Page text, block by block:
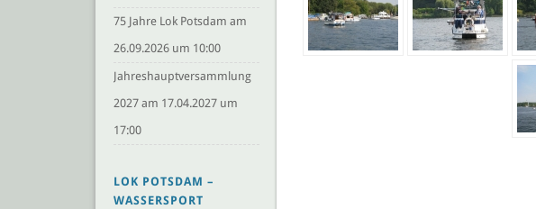
75 Jahre Lok Potsdam am
26.09.2026 um 10:00
Jahreshauptversammlung
2027 am 17.04.2027 um
17:00
LOK POTSDAM –
WASSERSPORT